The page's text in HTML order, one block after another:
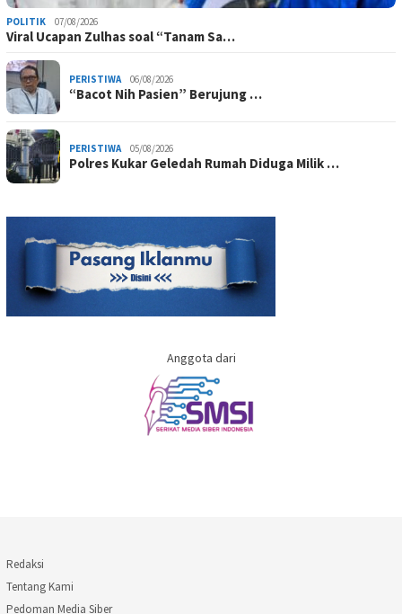
POLITIK 07/08/2026
Viral Ucapan Zulhas soal “Tanam Sa…
PERISTIWA 06/08/2026
“Bacot Nih Pasien” Berujung …
PERISTIWA 05/08/2026
Polres Kukar Geledah Rumah Diduga Milik …
Anggota dari
Redaksi
Tentang Kami
Pedoman Media Siber